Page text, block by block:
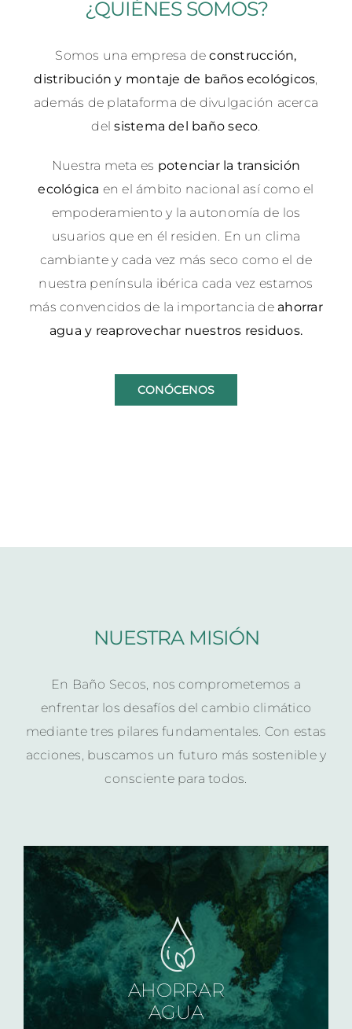
¿QUIÉNES SOMOS?
Somos una empresa deconstrucción,
distribución y montaje de baños ecológicos
además de plataforma de divulgación acerca
delsistema del baño seco
Nuestra meta es potenciar la transición
ecológica en el ámbito nacional así como el
empoderamiento y la autonomía de los
usuarios que en él residen. En un clima
cambiante y cada vez más seco como el de
nuestra península ibérica cada vez estamos
más convencidos de la importancia de ahorrar
agua y reaprovechar nuestros residuos.
CONÓCENOS
NUESTRA MISIÓN
En Baño Secos, nos comprometemos a
enfrentar los desafíos del cambio climático
mediante tres pilares fundamentales. Con estas
acciones, buscamos un futuro más sostenible y
consciente para todos.
AHORRAR
AGUA